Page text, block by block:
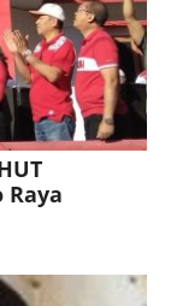
Raya